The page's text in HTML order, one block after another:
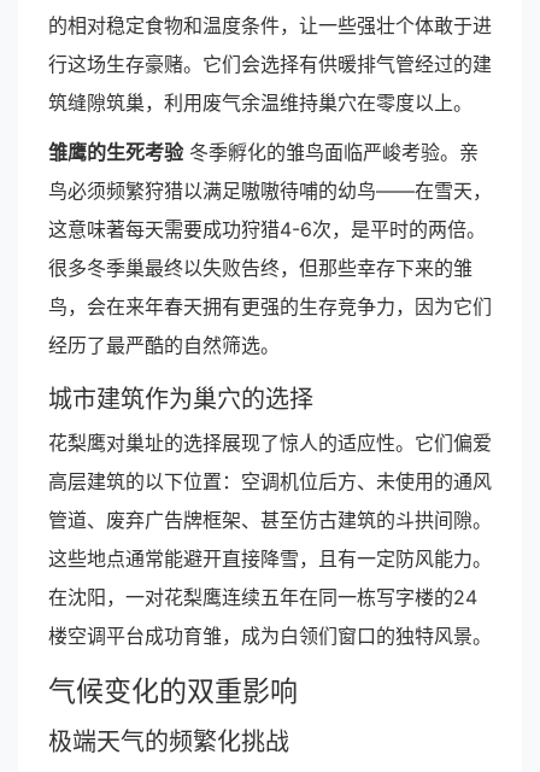
的相对稳定食物和温度条件，让一些强壮个体敢于进
行这场生存豪赌。它们会选择有供暖排气管经过的建
筑缝隙筑巢，利用废气余温维持巢穴在零度以上。
雏鹰的生死考验冬季孵化的雏鸟面临严峻考验。亲
鸟必须频繁狩猎以满足嗷嗷待哺的幼鸟——在雪天，
这意味著每天需要成功狩猎4-6次，是平时的两倍。
很多冬季巢最终以失败告终，但那些幸存下来的雏
鸟，会在来年春天拥有更强的生存竞争力，因为它们
经历了最严酷的自然筛选。
城市建筑作为巢穴的选择
花梨鹰对巢址的选择展现了惊人的适应性。它们偏爱
高层建筑的以下位置：空调机位后方、未使用的通风
管道、废弃广告牌框架、甚至仿古建筑的斗拱间隙。
这些地点通常能避开直接降雪，且有一定防风能力。
在沈阳，一对花梨鹰连续五年在同一栋写字楼的24
楼空调平台成功育雏，成为白领们窗口的独特风景。
气候变化的双重影响
极端天气的频繁化挑战